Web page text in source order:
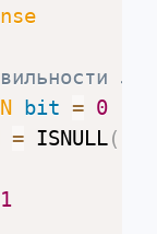
bit = 0
= ISNULL(
1